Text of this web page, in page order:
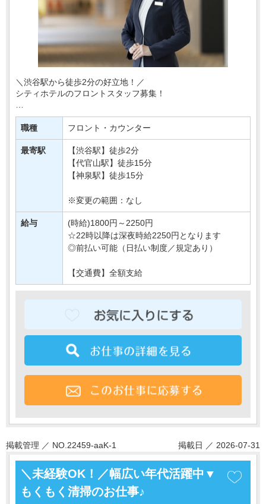
＼渋谷駅から徒歩2分の好立地！／
シティホテルのフロントスタッフ募集！
あなたには、
チェックイン・アウト対応やバー業務など
フロント業務全般をおまかせします！
ホテルでのお仕事経験が無くてもOK！
職種 フロント・カウンター
最寄駅
【渋谷駅】徒歩2分
【代官山駅】徒歩15分
【神泉駅】徒歩15分
※変更の範囲：なし
給与
(時給)1800円～2250円
☆22時以降は深夜時給2250円となります
◎前払い可能（日払い制度／規定あり）
【交通費】全額支給
掲載管理 ／ NO.22459-aaK-1 掲載日 ／ 2026-07-31
＼未経験OK！／幅広い年代活躍中▼
もくもく清掃のお仕事♪